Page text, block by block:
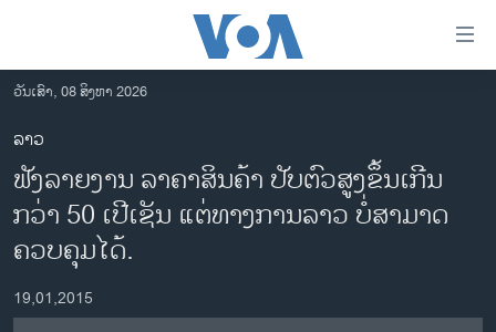
ເຂົ້າ
ຫາ
ຂ້າມ
ຂ້າມ
ຂ້າມ
ໄປ
ຫາ
ຊອກ
ຄົ້ນ
ອາເມຣິກາ
ການເລືອກຕັ້ງ ປະທານາທີບໍດີ ສະຫະລັດ 2024
ໂລກ
ວັນເສົາ, 08 ສິງຫາ 2026
ລາວ
ຟັງລາຍງານ ​ລາຄາ​ສິນຄ້າ​ ປັບ​ຕົວ​ສູງ​ຂຶ້ນ​ເກີນ​
ກວ່າ 50 ​ເປີ​ເຊັນ ​ແຕ່ທາງ​ການ​ລາວ ​ບໍ່​ສາມາດ​
ຄວບ​ຄຸມ​ໄດ້.
19,01,2015